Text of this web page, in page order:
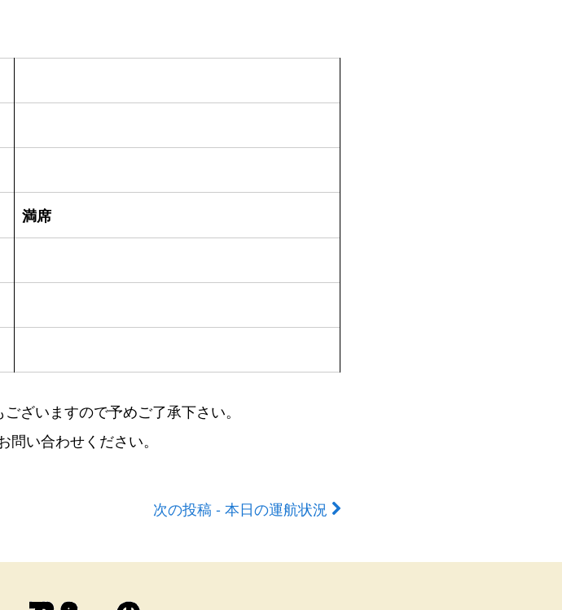
満席
ざいますので予めご了承下さい。
い合わせください。
次の投稿 - 本日の運航状況